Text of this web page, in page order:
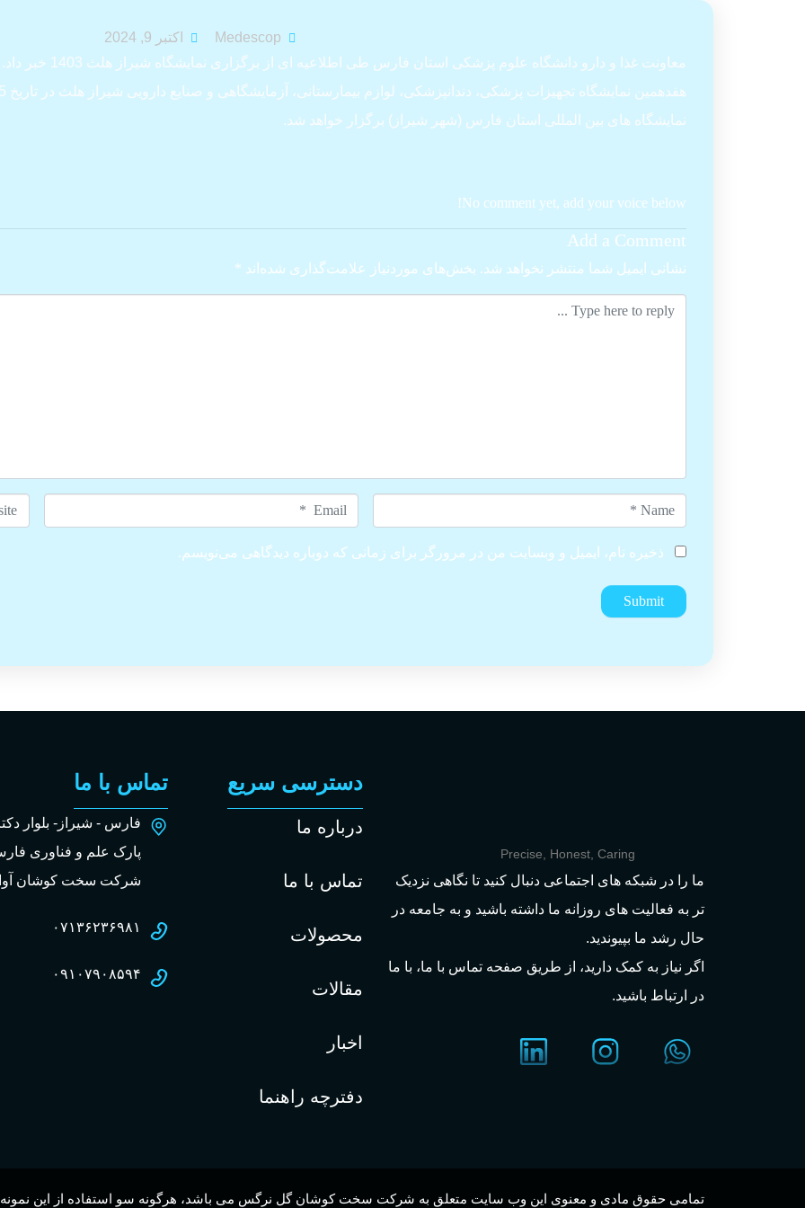
Medescop
اکتبر 9, 2024
معاونت غذا و دارو دانشگاه علوم پزشکی استان فارس طی اطلاعیه ای از برگزاری نمایشگاه شیراز هلث 1403 خبر داد.
نمایشگاه های بین المللی استان فارس (شهر شیراز) برگزار خواهد شد.
No comment yet, add your voice below!
Add a Comment
نشانی ایمیل شما منتشر نخواهد شد. بخش‌های موردنیاز علامت‌گذاری شده‌اند *
Comment
*
Email
*
ذخیره نام، ایمیل و وبسایت من در مرورگر برای زمانی که دوباره دیدگاهی می‌نویسم.
Submit
Precise, Honest, Caring
ما را در شبکه های اجتماعی دنبال کنید تا نگاهی نزدیک
تر به فعالیت های روزانه ما داشته باشید و به جامعه در
حال رشد ما بپیوندید.
اگر نیاز به کمک دارید، از طریق صفحه تماس با ما، با ما
در ارتباط باشید.
دسترسی سریع
درباره ما
تماس با ما
محصولات
مقالات
اخبار
دفترچه راهنما
تماس با ما
فارس - شیراز- بلوار
پارک علم و فناوری
شرکت سخت کوشان
۰۷۱۳۶۲۳۶۹۸۱
۰۹۱۰۷۹۰۸۵۹۴
تمامی حقوق مادی و معنوی این وب سایت متعلق به شرکت سخت کوشان گل نرگس می باشد، هرگونه سو استفاده از این نمونه